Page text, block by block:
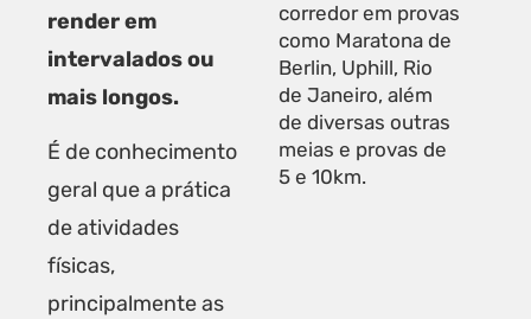
render em
intervalados ou
mais longos.
É de conhecimento
geral que a prática
de atividades
físicas,
principalmente as
corredor em provas
como Maratona de
Berlin, Uphill, Rio
de Janeiro, além
de diversas outras
meias e provas de
5 e 10km.